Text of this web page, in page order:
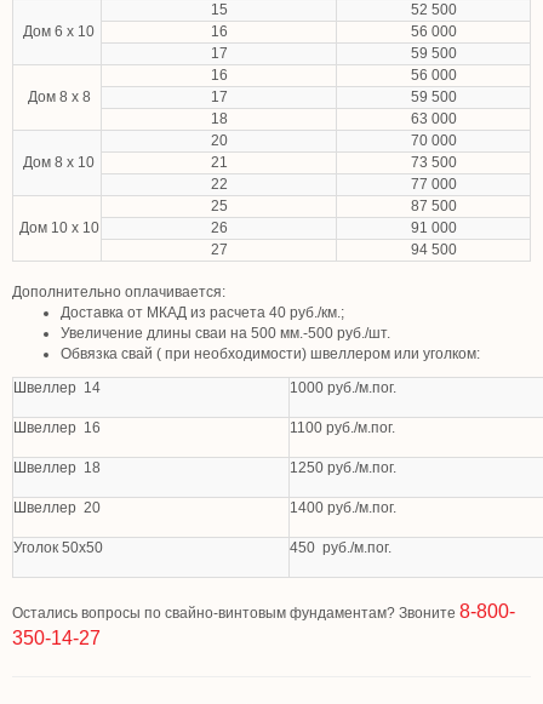
Дом 6 х 10
15
52 500
16
56 000
17
59 500
Дом 8 х 8
16
56 000
17
59 500
18
63 000
Дом 8 х 10
20
70 000
21
73 500
22
77 000
Дом 10 х 10
25
87 500
26
91 000
27
94 500
Дополнительно оплачивается:
Доставка от МКАД из расчета 40 руб./км.;
Увеличение длины сваи на 500 мм.-500 руб./шт.
Обвязка свай ( при необходимости) швеллером или уголком:
Швеллер 14
1000 руб./м.пог.
Швеллер 16 1100 руб./м.пог.
Швеллер 18 1250 руб./м.пог.
Швеллер 20 1400 руб./м.пог.
Уголок 50х50 450 руб./м.пог.
Остались вопросы по свайно-винтовым фундаментам? Звоните 8-800-
350-14-27